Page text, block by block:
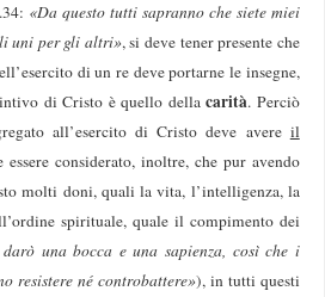
«Da questo tutti sapranno che siete miei
uni per gli altri», si deve tener presente che
di un re deve portarne le insegne,
di Cristo è quello dellacarità. Perciò
all’esercito di Cristo deve avere il
essere considerato, inoltre, che pur avendo
molti doni, quali la vita, l’intelligenza, la
spirituale, quale il compimento dei
una bocca e una sapienza, così che i
resistere né controbattere»), in tutti questi